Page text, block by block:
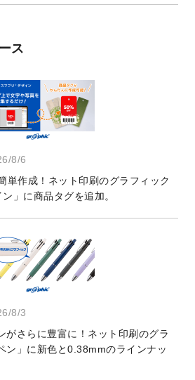
ス
8/6
単作成！ネット印刷のグラフィック
」に商品タグを追加。
8/3
がさらに豊富に！ネット印刷のグラ
ン」に新色と0.38mmのラインナッ